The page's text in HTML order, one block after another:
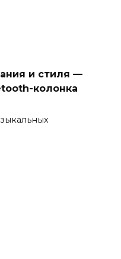
и стиля —
колонка